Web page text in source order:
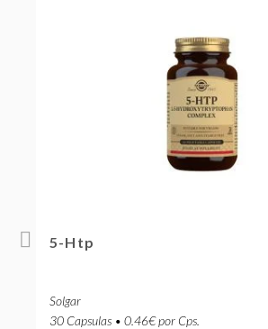
5-Htp
Solgar
30 Capsulas • 0.46€ por Cps.